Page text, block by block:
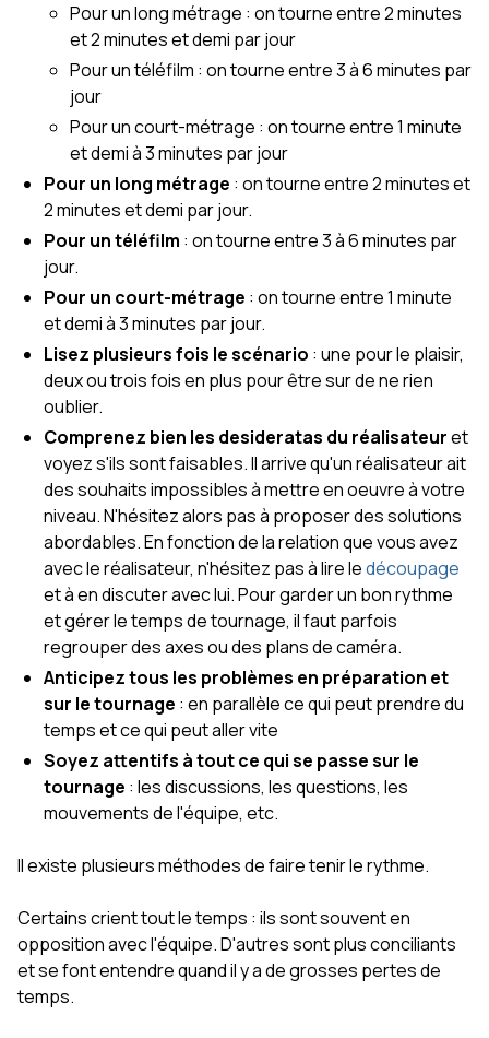
Pour un long métrage : on tourne entre 2 minutes
et 2 minutes et demi par jour
Pour un téléfilm : on tourne entre 3 à 6 minutes par
jour
Pour un court-métrage : on tourne entre 1 minute
et demi à 3 minutes par jour
Pour un long métrage : on tourne entre 2 minutes et
2 minutes et demi par jour.
Pour un téléfilm : on tourne entre 3 à 6 minutes par
jour.
Pour un court-métrage : on tourne entre 1 minute
et demi à 3 minutes par jour.
Lisez plusieurs fois le scénario : une pour le plaisir,
deux ou trois fois en plus pour être sur de ne rien
oublier.
Comprenez bien les desideratas du réalisateuret
voyez s'ils sont faisables. Il arrive qu'un réalisateur ait
des souhaits impossibles à mettre en oeuvre à votre
niveau. N'hésitez alors pas à proposer des solutions
abordables. En fonction de la relation que vous avez
avec le réalisateur, n'hésitez pas à lire ledécoupage
et à en discuter avec lui. Pour garder un bon rythme
et gérer le temps de tournage, il faut parfois
regrouper des axes ou des plans de caméra.
Anticipez tous les problèmes en préparation et
sur le tournage : en parallèle ce qui peut prendre du
temps et ce qui peut aller vite
Soyez attentifs à tout ce qui se passe sur le
tournage : les discussions, les questions, les
mouvements de l'équipe, etc.
Il existe plusieurs méthodes de faire tenir le rythme.
Certains crient tout le temps : ils sont souvent en
opposition avec l'équipe. D'autres sont plus conciliants
et se font entendre quand il y a de grosses pertes de
temps.